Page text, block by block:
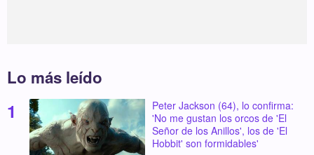
Lo más leído
Peter Jackson (64), lo confirma:
'No me gustan los orcos de 'El
Señor de los Anillos', los de 'El
Hobbit' son formidables'